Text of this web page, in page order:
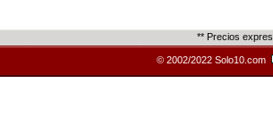
** Precios
© 2002/2022 Solo10.com